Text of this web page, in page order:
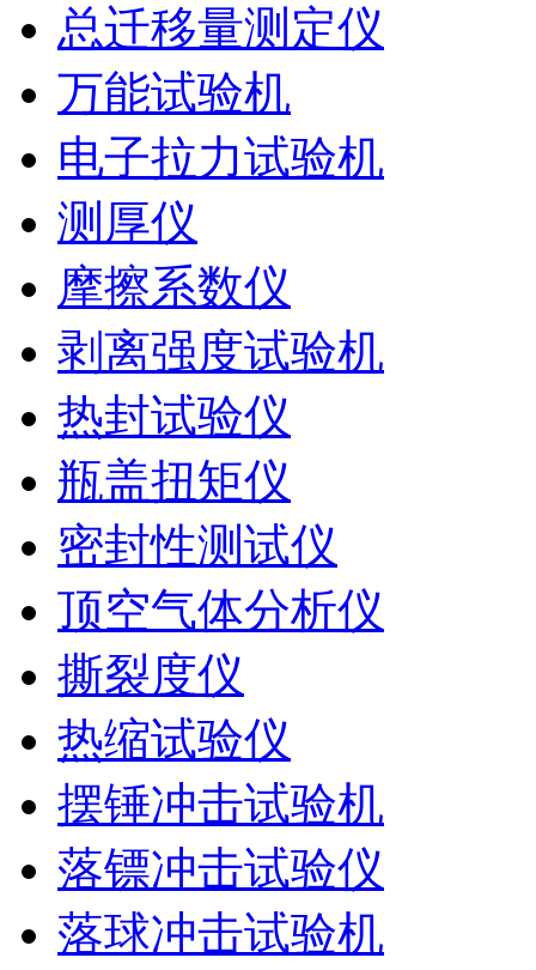
总迁移量测定仪
万能试验机
电子拉力试验机
测厚仪
摩擦系数仪
剥离强度试验机
热封试验仪
瓶盖扭矩仪
密封性测试仪
顶空气体分析仪
撕裂度仪
热缩试验仪
摆锤冲击试验机
落镖冲击试验仪
落球冲击试验机